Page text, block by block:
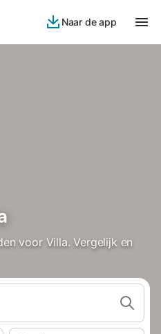
Naar de app
voor Villa. Vergelijk en